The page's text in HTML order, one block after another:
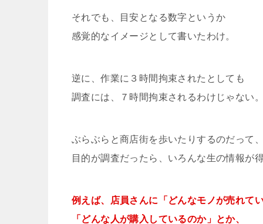
それでも、目安となる数字というか
感覚的なイメージとして書いたわけ。
逆に、作業に３時間拘束されたとしても
調査には、７時間拘束されるわけじゃない。
ぶらぶらと商店街を歩いたりするのだって、
目的が調査だったら、いろんな生の情報が
例えば、店員さんに「どんなモノが売れて
「どんな人が購入しているのか」とか、